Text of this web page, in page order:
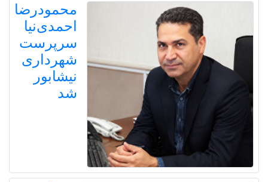
محمودرضا
احمدی‌نیا
سرپرست
شهرداری
نیشابور
شد